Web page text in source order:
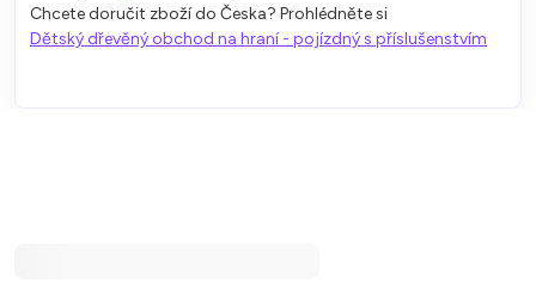
Chcete doručit zboží do Česka? Prohlédněte si
Dětský dřevěný obchod na hraní - pojízdný s příslušenstvím